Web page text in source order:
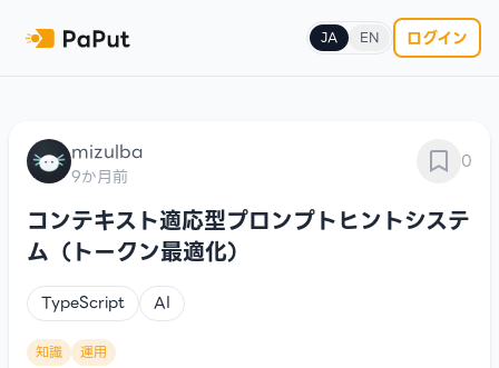
JA EN ログイン
mizulba
9か月前
0
コンテキスト適応型プロンプトヒントシステ
ム（トークン最適化）
TypeScript AI
知識 運用